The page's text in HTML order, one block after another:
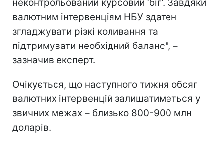
неконтрольований курсовий ‘біг’. Завдяки
валютним інтервенціям НБУ здатен
згладжувати різкі коливання та
підтримувати необхідний баланс'', –
зазначив експерт.
Очікується, що наступного тижня обсяг
валютних інтервенцій залишатиметься у
звичних межах – близько 800-900 млн
доларів.